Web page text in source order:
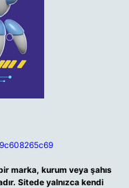
marka, kurum veya şahıs
Sitede yalnızca kendi